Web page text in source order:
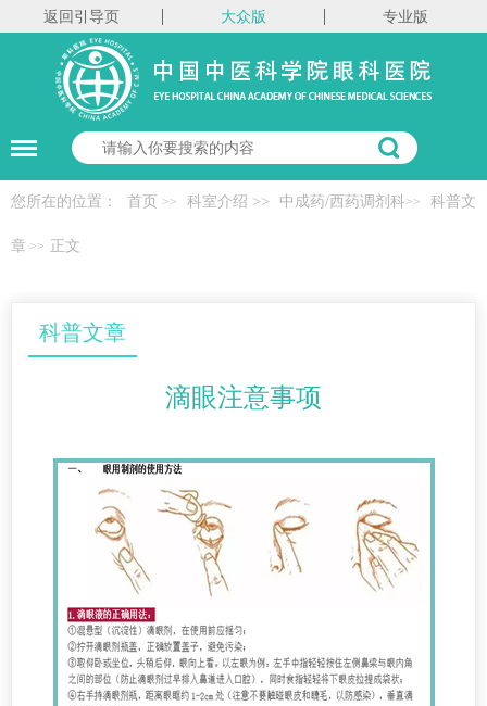
返回引导页 大众版 专业版
您所在的位置： 首页 >> 科室介绍 >> 中成药/西药调剂科>> 科普文
章 >> 正文
科普文章
滴眼注意事项